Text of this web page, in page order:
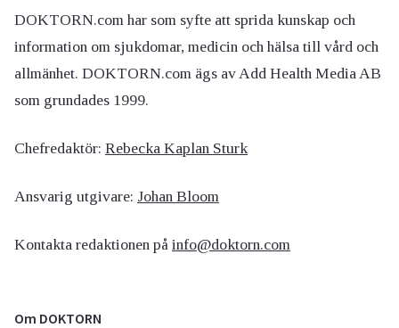
DOKTORN.com har som syfte att sprida kunskap och
information om sjukdomar, medicin och hälsa till vård och
allmänhet. DOKTORN.com ägs av Add Health Media AB
som grundades 1999.
Chefredaktör: Rebecka Kaplan Sturk
Ansvarig utgivare: Johan Bloom
Kontakta redaktionen på info@doktorn.com
Om DOKTORN